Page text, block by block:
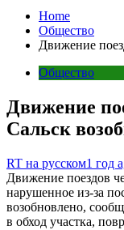
Home
Общество
Движение
Общество
Движение
Сальск
RT на русском1 год
Движение поездов
нарушенное из-за
возобновлено,
в обход участка,